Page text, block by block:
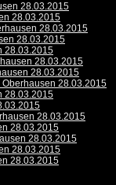
28.03.2015
28.03.2015
28.03.2015
28.03.2015
28.03.2015
28.03.2015
28.03.2015
28.03.2015
28.03.2015
28.03.2015
28.03.2015
28.03.2015
28.03.2015
28.03.2015